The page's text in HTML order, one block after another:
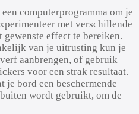
computerprogramma om je
met verschillende
effect te bereiken.
van je uitrusting kun je
aanbrengen, of gebruik
voor een strak resultaat.
bord een beschermende
wordt gebruikt, om de